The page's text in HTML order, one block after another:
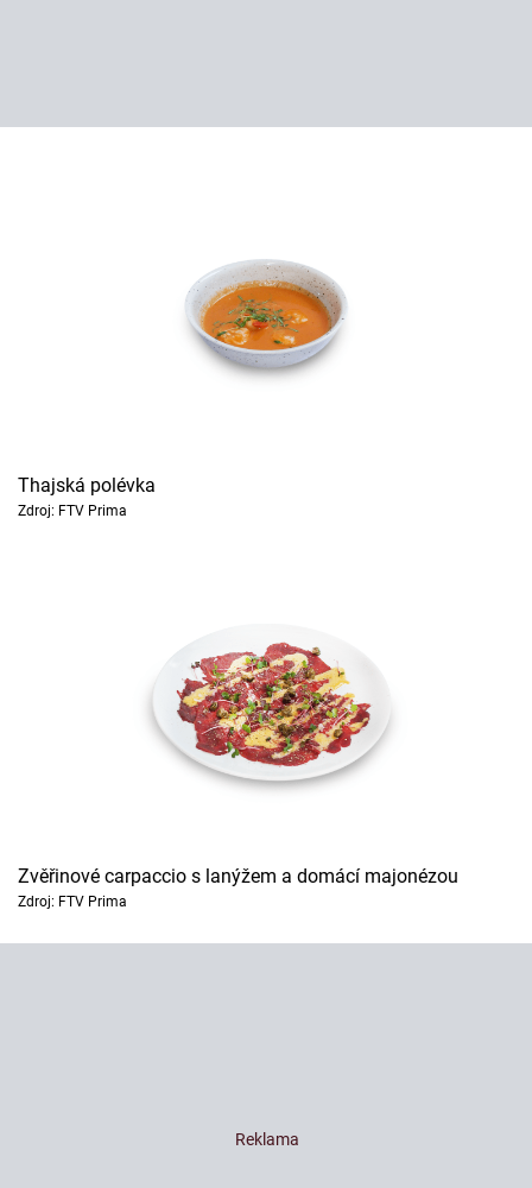
Thajská polévka
Zdroj: FTV Prima
Zvěřinové carpaccio s lanýžem a domácí majonézou
Zdroj: FTV Prima